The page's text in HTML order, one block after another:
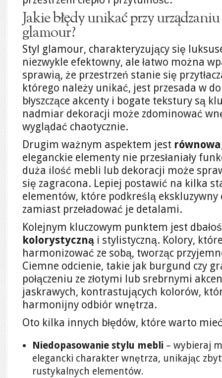
Jakie błędy unikać przy
glamour?
Styl glamour, charakteryzujący się
niezwykle efektowny, ale łatwo można
sprawią, że przestrzeń stanie się
którego należy unikać, jest przesada w
błyszczące akcenty i bogate tekstury są
nadmiar dekoracji może zdominować
wyglądać chaotycznie.
Drugim ważnym aspektem jest
eleganckie elementy nie przesłaniały
duża ilość mebli lub dekoracji może
się zagracona. Lepiej postawić na kilka
elementów, które podkreślą
zamiast przeładować je detalami.
Kolejnym kluczowym punktem jest
kolorystyczną i stylistyczną. Kolory,
harmonizować ze sobą, tworząc
Ciemne odcienie, takie jak burgund czy
połączeniu ze złotymi lub srebrnymi
jaskrawych, kontrastujących kolorów,
harmonijny odbiór wnętrza.
Oto kilka innych błędów, które warto
Niedopasowanie stylu mebli – wybieraj
elegancki charakter wnętrza, unikając
rustykalnych elementów.